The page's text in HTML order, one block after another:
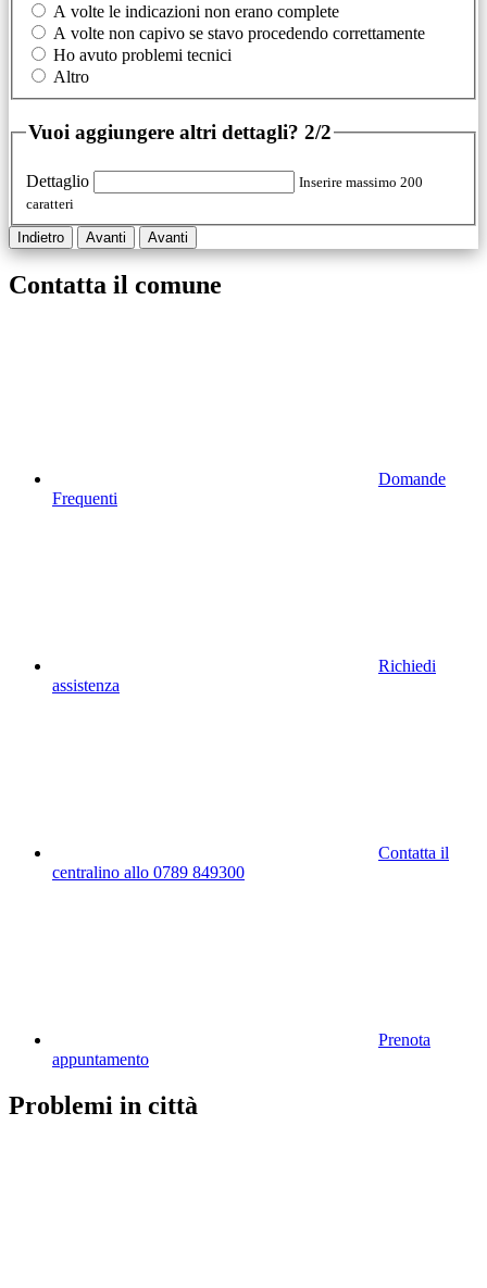
A volte le indicazioni non erano complete
A volte non capivo se stavo procedendo correttamente
Ho avuto problemi tecnici
Altro
Vuoi aggiungere altri dettagli? 2/2
Dettaglio
Inserire massimo 200
caratteri
Indietro Avanti Avanti
Contatta il comune
Domande
Frequenti
Richiedi
assistenza
Contatta il
centralino allo 0789 849300
Prenota
appuntamento
Problemi in città